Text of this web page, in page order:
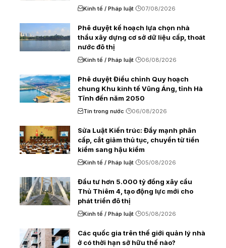
Kinh tế / Pháp luật 07/08/2026
Phê duyệt kế hoạch lựa chọn nhà
thầu xây dựng cơ sở dữ liệu cấp, thoát
nước đô thị
Kinh tế / Pháp luật 06/08/2026
Phê duyệt Điều chỉnh Quy hoạch
chung Khu kinh tế Vũng Áng, tỉnh Hà
Tĩnh đến năm 2050
Tin trong nước 06/08/2026
Sửa Luật Kiến trúc: Đẩy mạnh phân
cấp, cắt giảm thủ tục, chuyển từ tiền
kiểm sang hậu kiểm
Kinh tế / Pháp luật 05/08/2026
Đầu tư hơn 5.000 tỷ đồng xây cầu
Thủ Thiêm 4, tạo động lực mới cho
phát triển đô thị
Kinh tế / Pháp luật 05/08/2026
Các quốc gia trên thế giới quản lý nhà
ở có thời hạn sở hữu thế nào?